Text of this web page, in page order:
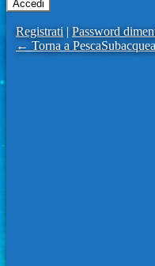
Registrati| Password
← Torna a